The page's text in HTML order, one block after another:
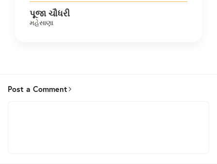
પૂજા ચૌધરી
મહેસાણા
Post a Comment